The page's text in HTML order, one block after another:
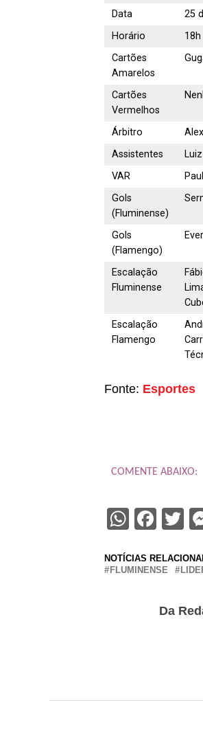
Data
25
Horário
Cartões
Amarelos
Cartões
Vermelhos
Árbitro
Assistentes
VAR
Gols
(Fluminense)
Gols
(Flamengo)
Escalação
Fluminense
Escalação
Flamengo
Fonte: Esportes
COMENTE ABAIXO:
NOTÍCIAS
FLUMINENSE
Da